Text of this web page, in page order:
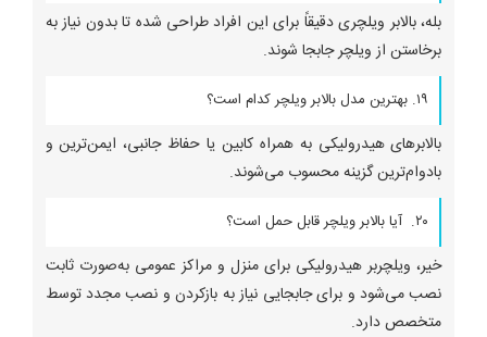
بله، بالابر ویلچری دقیقاً برای این افراد طراحی شده تا بدون نیاز به
برخاستن از ویلچر جابجا شوند.
۱۹. بهترین مدل بالابر ویلچر کدام است؟
بالابرهای هیدرولیکی به همراه کابین یا حفاظ جانبی، ایمن‌ترین و
بادوام‌ترین گزینه محسوب می‌شوند.
۲۰. آیا بالابر ویلچر قابل حمل است؟
خیر، ویلچربر هیدرولیکی برای منزل و مراکز عمومی به‌صورت ثابت
نصب می‌شود و برای جابجایی نیاز به بازکردن و نصب مجدد توسط
متخصص دارد.